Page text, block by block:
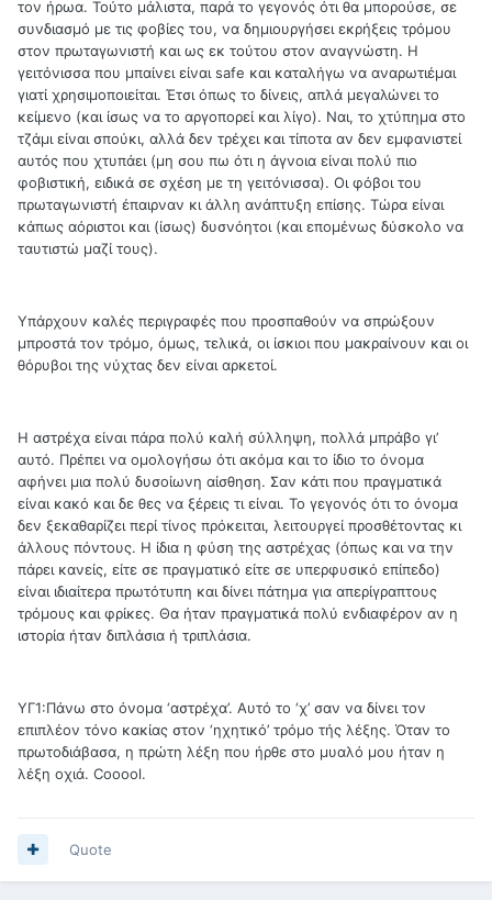
τον ήρωα. Τούτο μάλιστα, παρά το γεγονός ότι θα μπορούσε, σε
συνδιασμό με τις φοβίες του, να δημιουργήσει εκρήξεις τρόμου
στον πρωταγωνιστή και ως εκ τούτου στον αναγνώστη. Η
γειτόνισσα που μπαίνει είναι safe και καταλήγω να αναρωτιέμαι
γιατί χρησιμοποιείται. Έτσι όπως το δίνεις, απλά μεγαλώνει το
κείμενο (και ίσως να το αργοπορεί και λίγο). Ναι, το χτύπημα στο
τζάμι είναι σπούκι, αλλά δεν τρέχει και τίποτα αν δεν εμφανιστεί
αυτός που χτυπάει (μη σου πω ότι η άγνοια είναι πολύ πιο
φοβιστική, ειδικά σε σχέση με τη γειτόνισσα). Οι φόβοι του
πρωταγωνιστή έπαιρναν κι άλλη ανάπτυξη επίσης. Τώρα είναι
κάπως αόριστοι και (ίσως) δυσνόητοι (και επομένως δύσκολο να
ταυτιστώ μαζί τους).
Υπάρχουν καλές περιγραφές που προσπαθούν να σπρώξουν
μπροστά τον τρόμο, όμως, τελικά, οι ίσκιοι που μακραίνουν και οι
θόρυβοι της νύχτας δεν είναι αρκετοί.
Η αστρέχα είναι πάρα πολύ καλή σύλληψη, πολλά μπράβο γι’
αυτό. Πρέπει να ομολογήσω ότι ακόμα και το ίδιο το όνομα
αφήνει μια πολύ δυσοίωνη αίσθηση. Σαν κάτι που πραγματικά
είναι κακό και δε θες να ξέρεις τι είναι. Το γεγονός ότι το όνομα
δεν ξεκαθαρίζει περί τίνος πρόκειται, λειτουργεί προσθέτοντας κι
άλλους πόντους. Η ίδια η φύση της αστρέχας (όπως και να την
πάρει κανείς, είτε σε πραγματικό είτε σε υπερφυσικό επίπεδο)
είναι ιδιαίτερα πρωτότυπη και δίνει πάτημα για απερίγραπτους
τρόμους και φρίκες. Θα ήταν πραγματικά πολύ ενδιαφέρον αν η
ιστορία ήταν διπλάσια ή τριπλάσια.
ΥΓ1:Πάνω στο όνομα ‘αστρέχα’. Αυτό το ‘χ’ σαν να δίνει τον
επιπλέον τόνο κακίας στον ‘ηχητικό’ τρόμο τής λέξης. Όταν το
πρωτοδιάβασα, η πρώτη λέξη που ήρθε στο μυαλό μου ήταν η
λέξη οχιά. Cooool.
Quote